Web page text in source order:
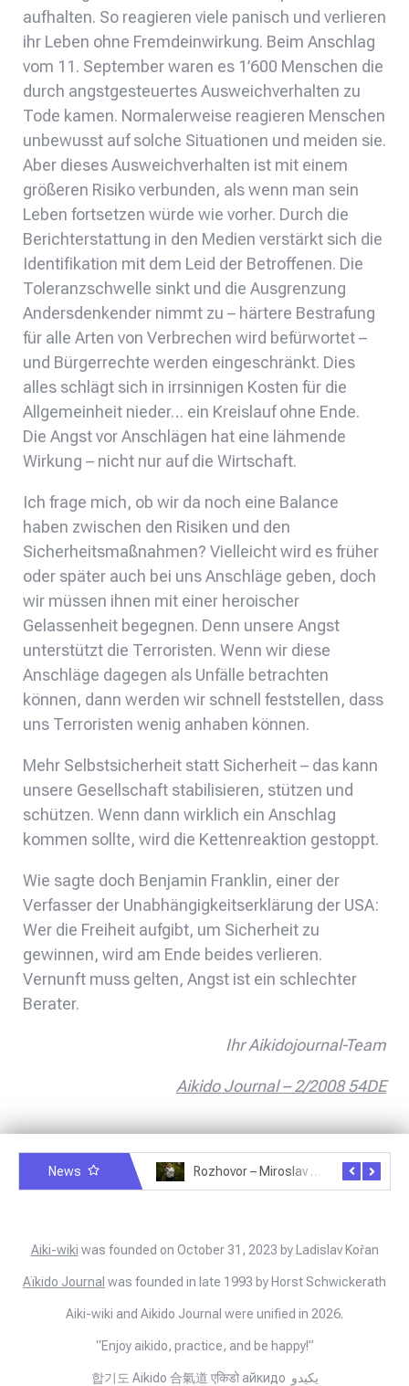
aufhalten. So reagieren viele panisch und verlieren
ihr Leben ohne Fremdeinwirkung. Beim Anschlag
vom 11. September waren es 1’600 Menschen die
durch angstgesteuertes Ausweichverhalten zu
Tode kamen. Normalerweise reagieren Menschen
unbewusst auf solche Situationen und meiden sie.
Aber dieses Ausweichverhalten ist mit einem
größeren Risiko verbunden, als wenn man sein
Leben fortsetzen würde wie vorher. Durch die
Berichterstattung in den Medien verstärkt sich die
Identifikation mit dem Leid der Betroffenen. Die
Toleranzschwelle sinkt und die Ausgrenzung
Andersdenkender nimmt zu – härtere Bestrafung
für alle Arten von Verbrechen wird befürwortet –
und Bürgerrechte werden eingeschränkt. Dies
alles schlägt sich in irrsinnigen Kosten für die
Allgemeinheit nieder… ein Kreislauf ohne Ende.
Die Angst vor Anschlägen hat eine lähmende
Wirkung – nicht nur auf die Wirtschaft.
Ich frage mich, ob wir da noch eine Balance
haben zwischen den Risiken und den
Sicherheitsmaßnahmen? Vielleicht wird es früher
oder später auch bei uns Anschläge geben, doch
wir müssen ihnen mit einer heroischer
Gelassenheit begegnen. Denn unsere Angst
unterstützt die Terroristen. Wenn wir diese
Anschläge dagegen als Unfälle betrachten
können, dann werden wir schnell feststellen, dass
uns Terroristen wenig anhaben können.
Mehr Selbstsicherheit statt Sicherheit – das kann
unsere Gesellschaft stabilisieren, stützen und
schützen. Wenn dann wirklich ein Anschlag
kommen sollte, wird die Kettenreaktion gestoppt.
Wie sagte doch Benjamin Franklin, einer der
Verfasser der Unabhängigkeitserklärung der USA:
Wer die Freiheit aufgibt, um Sicherheit zu
gewinnen, wird am Ende beides verlieren.
Vernunft muss gelten, Angst ist ein schlechter
Berater.
Ihr Aikidojournal-Team
Aikido Journal – 2/2008 54DE
News Rozhovor – Miroslav Šmíd – 22.3.2025
Aiki-wiki was founded on October 31, 2023 by Ladislav Kořan
Aïkido Journal was founded in late 1993 by Horst Schwickerath
Aiki-wiki and Aikido Journal were unified in 2026.
“Enjoy aikido, practice, and be happy!”
합기도 Aikido 合氣道 एकिडो айкидо يكيدو